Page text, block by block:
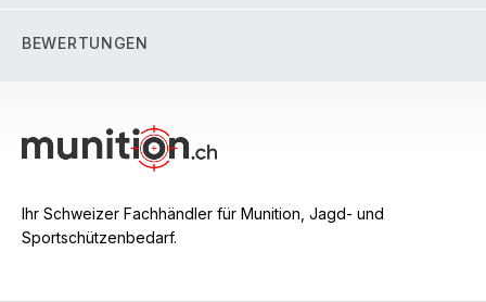
BEWERTUNGEN
Ihr Schweizer Fachhändler für Munition, Jagd- und
Sportschützenbedarf.